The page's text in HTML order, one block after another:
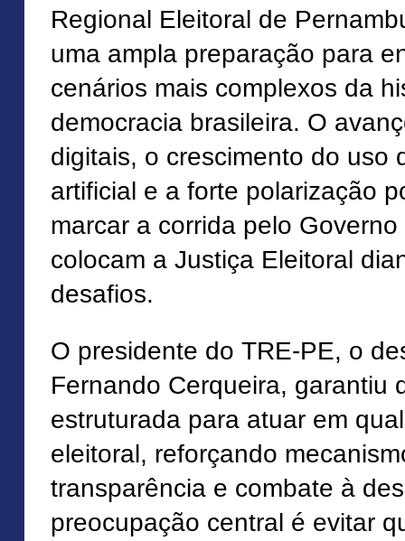
Regional Eleitoral de
uma ampla preparação para
cenários mais complexos da
democracia brasileira. O
digitais, o crescimento do uso
artificial e a forte polarização
marcar a corrida pelo
colocam a Justiça Eleitoral
desafios.
O presidente do TRE-PE, o
Fernando Cerqueira, garantiu
estruturada para atuar em
eleitoral, reforçando
transparência e combate à
preocupação central é evitar